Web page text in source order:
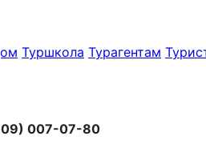
Туршкола Турагентам
007-07-80